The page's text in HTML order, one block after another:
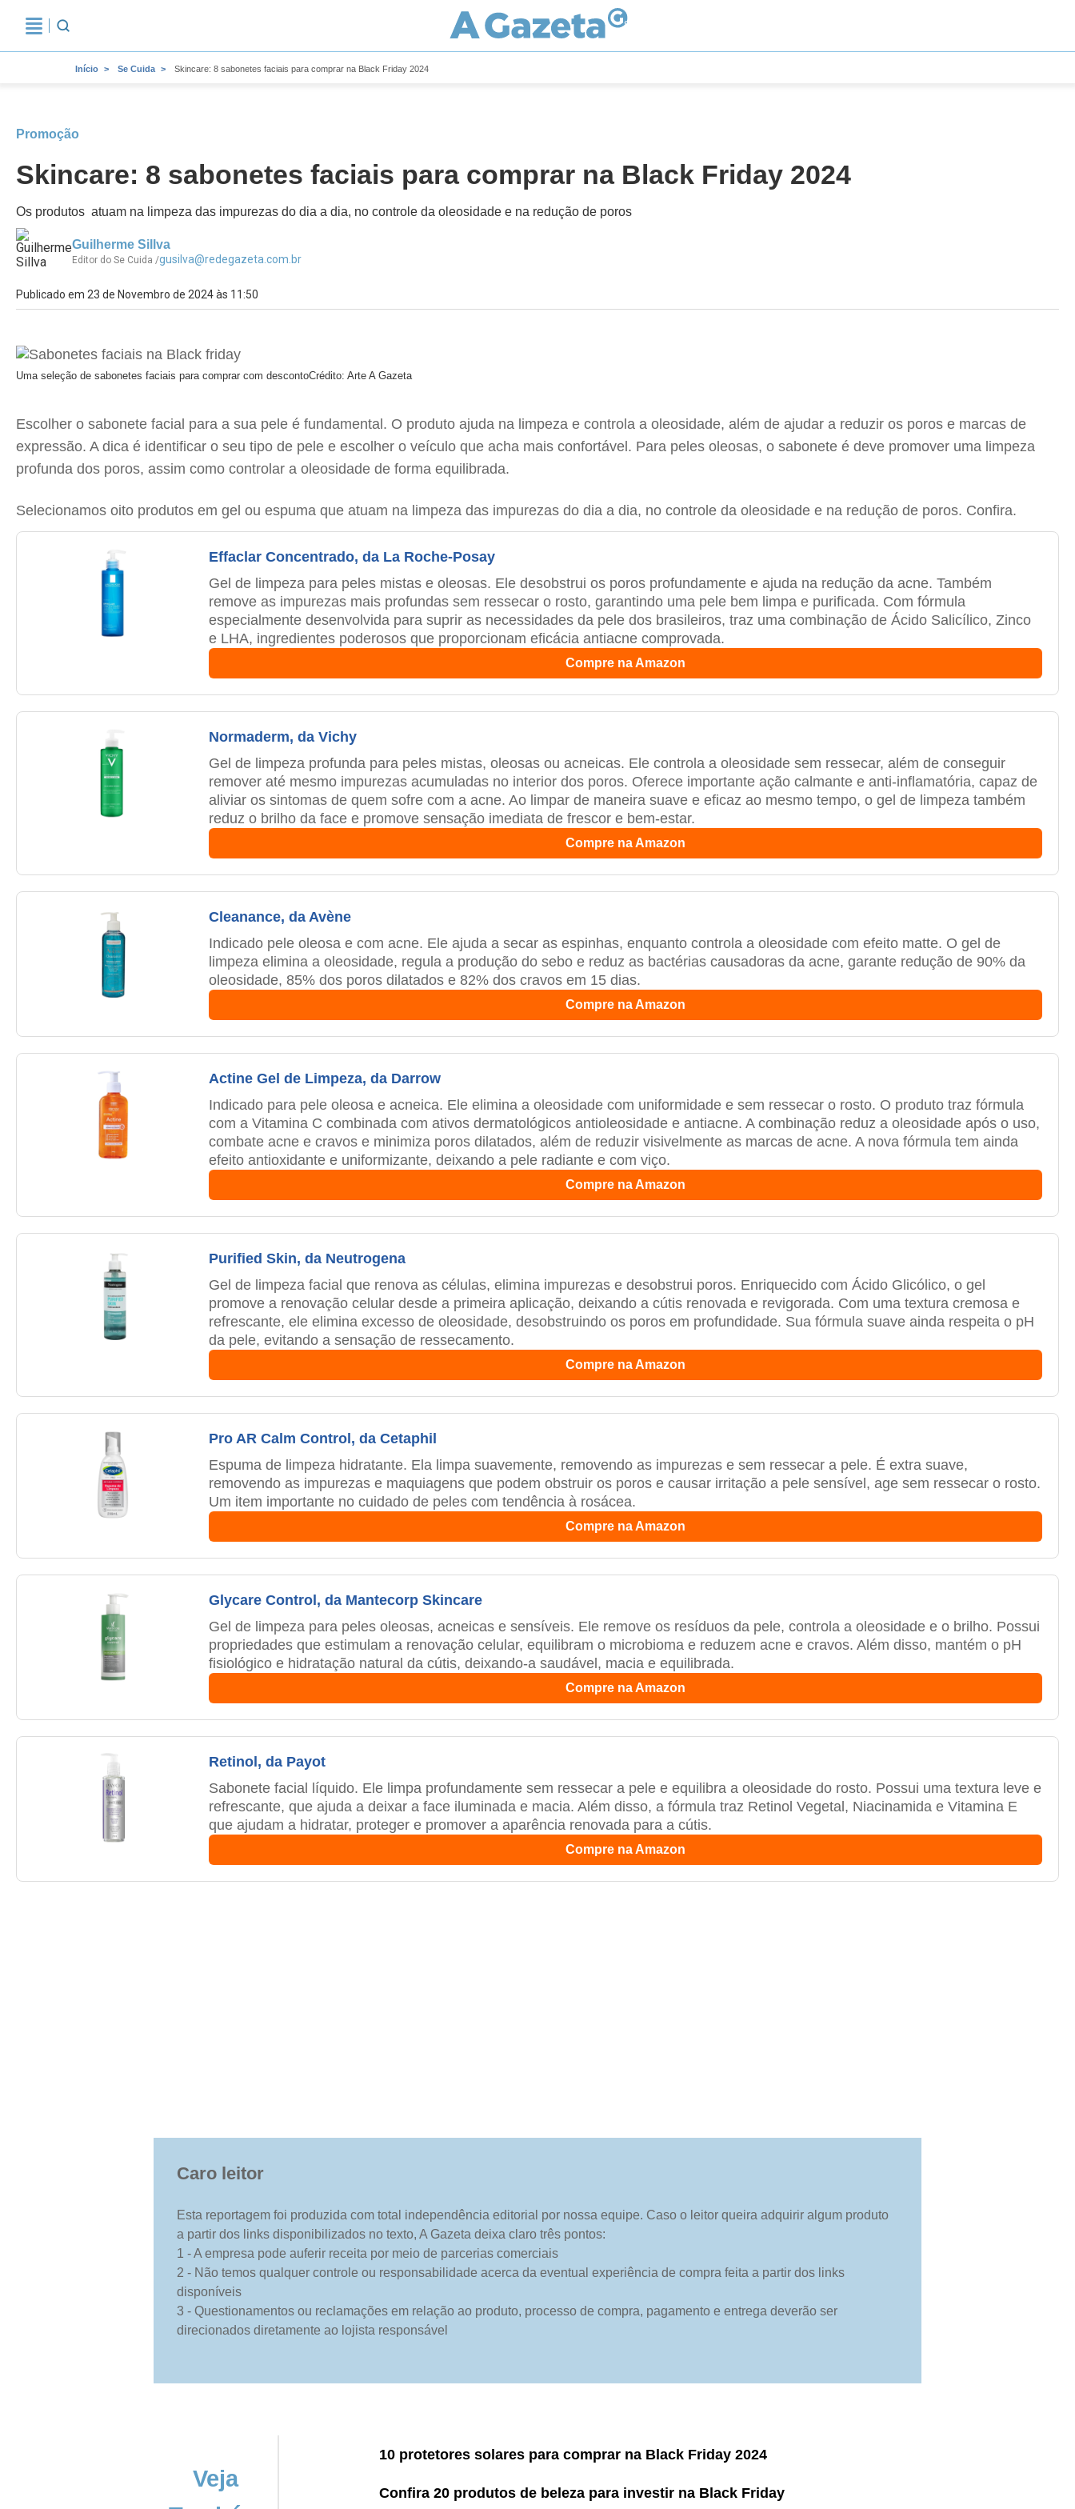
Início Se Cuida Skincare: 8 sabonetes faciais para comprar na Black Friday 2024
Promoção
Skincare: 8 sabonetes faciais para comprar na Black Friday 2024
Os produtos atuam na limpeza das impurezas do dia a dia, no controle da oleosidade e na redução de poros
Guilherme Sillva
Editor do Se Cuida /gusilva@redegazeta.com.br
Publicado em 23 de Novembro de 2024 às 11:50
Uma seleção de sabonetes faciais para comprar com descontoCrédito: Arte A Gazeta
Escolher o sabonete facial para a sua pele é fundamental. O produto ajuda na limpeza e controla a oleosidade, além de ajudar a reduzir os poros e marcas de
expressão. A dica é identificar o seu tipo de pele e escolher o veículo que acha mais confortável. Para peles oleosas, o sabonete é deve promover uma limpeza
profunda dos poros, assim como controlar a oleosidade de forma equilibrada.
Selecionamos oito produtos em gel ou espuma que atuam na limpeza das impurezas do dia a dia, no controle da oleosidade e na redução de poros. Confira.
Effaclar Concentrado, da La Roche-Posay
Gel de limpeza para peles mistas e oleosas. Ele desobstrui os poros profundamente e ajuda na redução da acne. Também
remove as impurezas mais profundas sem ressecar o rosto, garantindo uma pele bem limpa e purificada. Com fórmula
especialmente desenvolvida para suprir as necessidades da pele dos brasileiros, traz uma combinação de Ácido Salicílico, Zinco
e LHA, ingredientes poderosos que proporcionam eficácia antiacne comprovada.
Compre na Amazon
Normaderm, da Vichy
Gel de limpeza profunda para peles mistas, oleosas ou acneicas. Ele controla a oleosidade sem ressecar, além de conseguir
remover até mesmo impurezas acumuladas no interior dos poros. Oferece importante ação calmante e anti-inflamatória, capaz de
aliviar os sintomas de quem sofre com a acne. Ao limpar de maneira suave e eficaz ao mesmo tempo, o gel de limpeza também
reduz o brilho da face e promove sensação imediata de frescor e bem-estar.
Compre na Amazon
Cleanance, da Avène
Indicado pele oleosa e com acne. Ele ajuda a secar as espinhas, enquanto controla a oleosidade com efeito matte. O gel de
limpeza elimina a oleosidade, regula a produção do sebo e reduz as bactérias causadoras da acne, garante redução de 90% da
oleosidade, 85% dos poros dilatados e 82% dos cravos em 15 dias.
Compre na Amazon
Actine Gel de Limpeza, da Darrow
Indicado para pele oleosa e acneica. Ele elimina a oleosidade com uniformidade e sem ressecar o rosto. O produto traz fórmula
com a Vitamina C combinada com ativos dermatológicos antioleosidade e antiacne. A combinação reduz a oleosidade após o uso,
combate acne e cravos e minimiza poros dilatados, além de reduzir visivelmente as marcas de acne. A nova fórmula tem ainda
efeito antioxidante e uniformizante, deixando a pele radiante e com viço.
Compre na Amazon
Purified Skin, da Neutrogena
Gel de limpeza facial que renova as células, elimina impurezas e desobstrui poros. Enriquecido com Ácido Glicólico, o gel
promove a renovação celular desde a primeira aplicação, deixando a cútis renovada e revigorada. Com uma textura cremosa e
refrescante, ele elimina excesso de oleosidade, desobstruindo os poros em profundidade. Sua fórmula suave ainda respeita o pH
da pele, evitando a sensação de ressecamento.
Compre na Amazon
Pro AR Calm Control, da Cetaphil
Espuma de limpeza hidratante. Ela limpa suavemente, removendo as impurezas e sem ressecar a pele. É extra suave,
removendo as impurezas e maquiagens que podem obstruir os poros e causar irritação a pele sensível, age sem ressecar o rosto.
Um item importante no cuidado de peles com tendência à rosácea.
Compre na Amazon
Glycare Control, da Mantecorp Skincare
Gel de limpeza para peles oleosas, acneicas e sensíveis. Ele remove os resíduos da pele, controla a oleosidade e o brilho. Possui
propriedades que estimulam a renovação celular, equilibram o microbioma e reduzem acne e cravos. Além disso, mantém o pH
fisiológico e hidratação natural da cútis, deixando-a saudável, macia e equilibrada.
Compre na Amazon
Retinol, da Payot
Sabonete facial líquido. Ele limpa profundamente sem ressecar a pele e equilibra a oleosidade do rosto. Possui uma textura leve e
refrescante, que ajuda a deixar a face iluminada e macia. Além disso, a fórmula traz Retinol Vegetal, Niacinamida e Vitamina E
que ajudam a hidratar, proteger e promover a aparência renovada para a cútis.
Compre na Amazon
Caro leitor
Esta reportagem foi produzida com total independência editorial por nossa equipe. Caso o leitor queira adquirir algum produto
a partir dos links disponibilizados no texto, A Gazeta deixa claro três pontos:
1 - A empresa pode auferir receita por meio de parcerias comerciais
2 - Não temos qualquer controle ou responsabilidade acerca da eventual experiência de compra feita a partir dos links
disponíveis
3 - Questionamentos ou reclamações em relação ao produto, processo de compra, pagamento e entrega deverão ser
direcionados diretamente ao lojista responsável
Veja
10 protetores solares para comprar na Black Friday 2024
Confira 20 produtos de beleza para investir na Black Friday